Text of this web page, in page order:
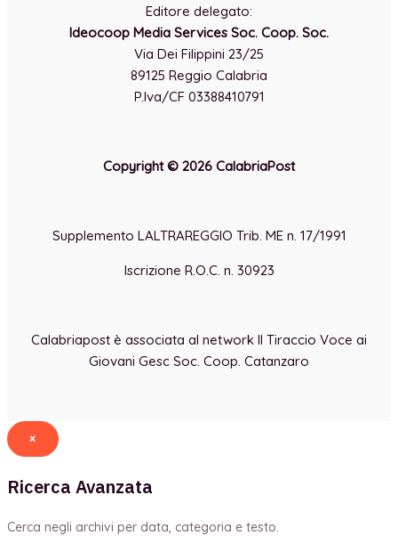
Editore delegato:
Ideocoop Media Services Soc. Coop. Soc.
Via Dei Filippini 23/25
89125 Reggio Calabria
P.Iva/CF 03388410791
Copyright © 2026 CalabriaPost
Supplemento LALTRAREGGIO Trib. ME n. 17/1991
Iscrizione R.O.C. n. 30923
Calabriapost è associata al network Il Tiraccio Voce ai
Giovani Gesc Soc. Coop. Catanzaro
×
Ricerca Avanzata
Cerca negli archivi per data, categoria e testo.